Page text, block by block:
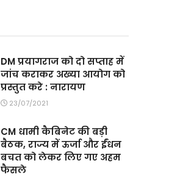
DM प्रयागराज को दो सप्ताह में
जांच कराकर अख्या आयोग को
प्रस्तुत करे : नारायण
23/07/2021
CM धामी कैबिनेट की बड़ी
बैठक, राज्य में ऊर्जा और ईंधन
बचत को लेकर लिए गए अहम
फैसले